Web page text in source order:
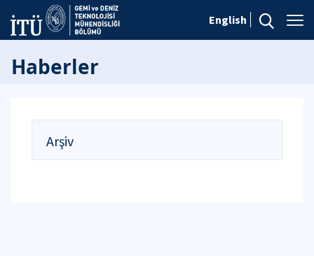
English
Haberler
Arşiv